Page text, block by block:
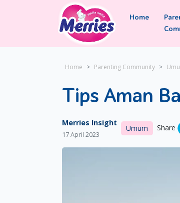
Home
Home Parenting Community
Tips Aman
Merries Insight
17 April 2023
Umum Share